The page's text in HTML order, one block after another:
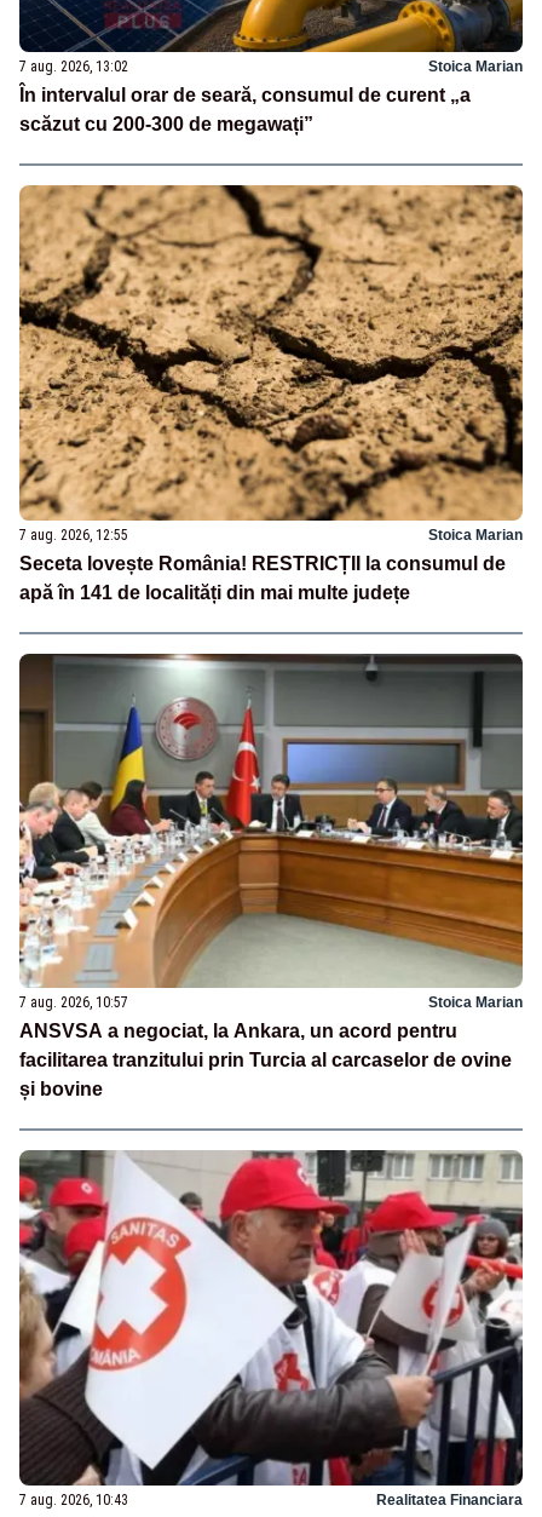
7 aug. 2026, 13:02 Stoica Marian
În intervalul orar de seară, consumul de curent „a
scăzut cu 200-300 de megawați”
7 aug. 2026, 12:55 Stoica Marian
Seceta lovește România! RESTRICȚII la consumul de
apă în 141 de localități din mai multe județe
7 aug. 2026, 10:57 Stoica Marian
ANSVSA a negociat, la Ankara, un acord pentru
facilitarea tranzitului prin Turcia al carcaselor de ovine
și bovine
7 aug. 2026, 10:43 Realitatea Financiara